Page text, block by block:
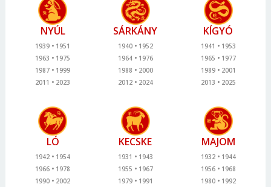
NYÚL
1939
1951
1963
1975
1987
1999
2011
2023
SÁRKÁNY
1940
1952
1964
1976
1988
2000
2012
2024
KÍGYÓ
1941
1953
1965
1977
1989
2001
2013
2025
LÓ
1942
1954
1966
1978
1990
2002
KECSKE
1931
1943
1955
1967
1979
1991
MAJOM
1932
1944
1956
1968
1980
1992